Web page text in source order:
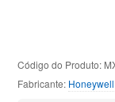
Código do Produto:
Fabricante: Honeywell